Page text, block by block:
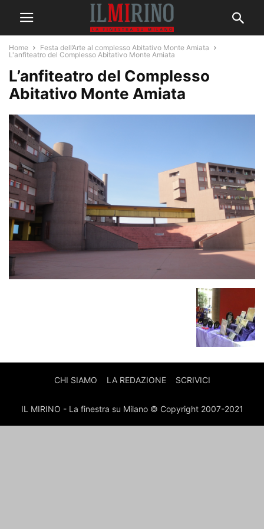
Home
Festa dell’Arte al complesso Abitativo Monte Amiata
L'anfiteatro del Complesso Abitativo Monte Amiata
L’anfiteatro del Complesso
Abitativo Monte Amiata
CHI SIAMO LA REDAZIONE SCRIVICI
IL MIRINO - La finestra su Milano © Copyright 2007-2021